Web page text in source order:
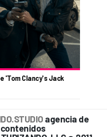
'Tom Clancy's Jack
agencia de